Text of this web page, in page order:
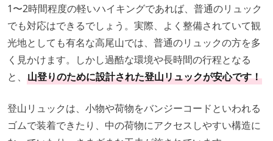
1〜2時間程度の軽いハイキングであれば、普通のリュック
でも対応はできるでしょう。実際、よく整備されていて観
光地としても有名な高尾山では、普通のリュックの方を多
く見かけます。しかし過酷な環境や長時間の行程となる
と、 山登りのために設計された登山リュックが安心です！
登山リュックは、小物や荷物をバンジーコードといわれる
ゴムで装着できたり、中の荷物にアクセスしやすい構造に